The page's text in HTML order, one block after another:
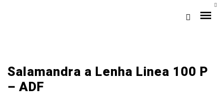
Salamandra a Lenha Linea 100 P
– ADF